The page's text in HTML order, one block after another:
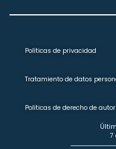
Políticas de privacidad
Tratamiento de datos
Políticas de derecho de autor
7